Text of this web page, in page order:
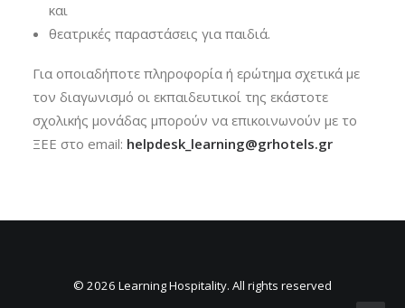
και
θεατρικές παραστάσεις για παιδιά.
Για οποιαδήποτε πληροφορία ή ερώτημα σχετικά με
τον διαγωνισμό οι εκπαιδευτικοί της εκάστοτε
σχολικής μονάδας μπορούν να επικοινωνούν με το
ΞΕΕ στο email: helpdesk_learning@grhotels.gr
© 2026 Learning Hospitality. All rights reserved